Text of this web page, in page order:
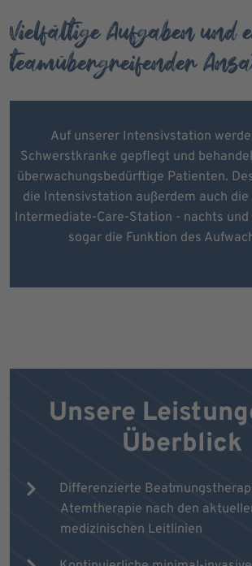
Vielfältige Aufgaben und
teamübergreifender
Auf unserer Intensivstation
Schwerstkranke gepflegt und
überwachungsbedürftige Patienten.
die Intensivstation außerdem auch
Intermediate-Care-Station - nachts und
sogar die Funktion des
Unsere
Überblick
Differenzierte
Atemtherapie nach den
medizinischen Leitlinien